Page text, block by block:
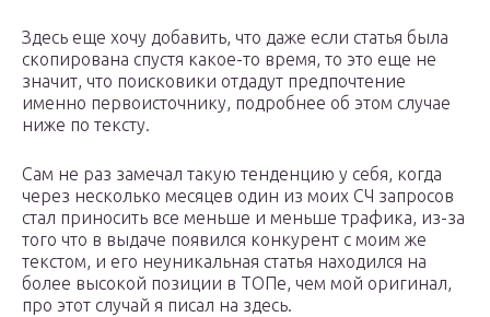
Здесь еще хочу добавить, что даже если статья была
скопирована спустя какое-то время, то это еще не
значит, что поисковики отдадут предпочтение
именно первоисточнику, подробнее об этом случае
ниже по тексту.
Сам не раз замечал такую тенденцию у себя, когда
через несколько месяцев один из моих СЧ запросов
стал приносить все меньше и меньше трафика, из-за
того что в выдаче появился конкурент с моим же
текстом, и его неуникальная статья находился на
более высокой позиции в ТОПе, чем мой оригинал,
про этот случай я писал на здесь.